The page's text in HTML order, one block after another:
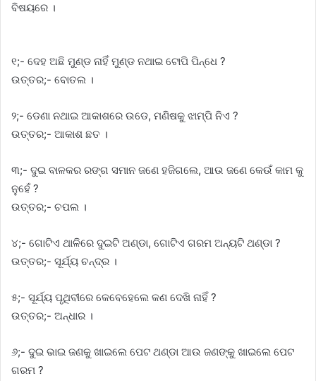
ବିଷୟରେ ।
୧;- ଦେହ ଅଛି ମୁଣ୍ଡ ନାହିଁ ମୁଣ୍ଡ ନଥାଇ ଟୋପି ପିନ୍ଧେ ?
ଉତ୍ତର;- ବୋତଲ ।
୨;- ଡେଣା ନଥାଇ ଆକାଶରେ ଉଡେ, ମଣିଷକୁ ଝାମ୍ପି ନିଏ ?
ଉତ୍ତର;- ଆକାଶ ଛତ ।
୩;- ଦୁଇ ବାଳକର ରଙ୍ଗ ସମାନ ଜଣେ ହଜିଗଲେ, ଆଉ ଜଣେ କେଉଁ କାମ କୁ
ନୁହେଁ ?
ଉତ୍ତର;- ଚପଲ ।
୪;- ଗୋଟିଏ ଥାଳିରେ ଦୁଇଟି ଅଣ୍ଡା, ଗୋଟିଏ ଗରମ ଅନ୍ୟଟି ଥଣ୍ଡା ?
ଉତ୍ତର;- ସୂର୍ଯ୍ୟ ଚନ୍ଦ୍ର ।
୫;- ସୂର୍ଯ୍ୟ ପୃଥିବୀରେ କେବେହେଲେ କଣ ଦେଖି ନାହିଁ ?
ଉତ୍ତର;- ଅନ୍ଧାର ।
୬;- ଦୁଇ ଭାଇ ଜଣକୁ ଖାଇଲେ ପେଟ ଥଣ୍ଡା ଆଉ ଜଣଙ୍କୁ ଖାଇଲେ ପେଟ
ଗରମ ?